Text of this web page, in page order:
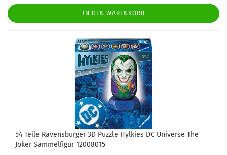
IN DEN WARENKORB
54 Teile Ravensburger 3D Puzzle Hylkies DC Universe The
Joker Sammelfigur 12008015